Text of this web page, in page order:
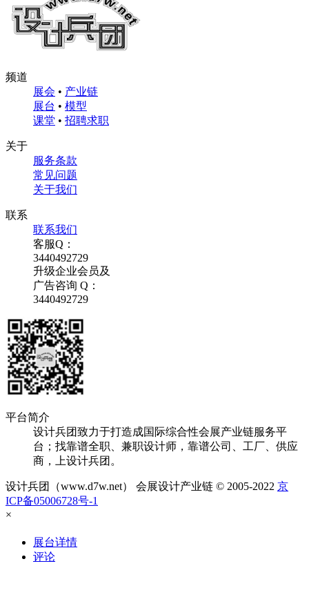
频道
展会 • 产业链
展台 • 模型
课堂 • 招聘求职
关于
服务条款
常见问题
关于我们
联系
联系我们
客服Q：
3440492729
升级企业会员及
广告咨询 Q：
3440492729
平台简介
设计兵团致力于打造成国际综合性会展产业链服务平
台；找靠谱全职、兼职设计师，靠谱公司、工厂、供应
商，上设计兵团。
设计兵团（www.d7w.net） 会展设计产业链 © 2005-2022 京
ICP备05006728号-1
×
展台详情
评论